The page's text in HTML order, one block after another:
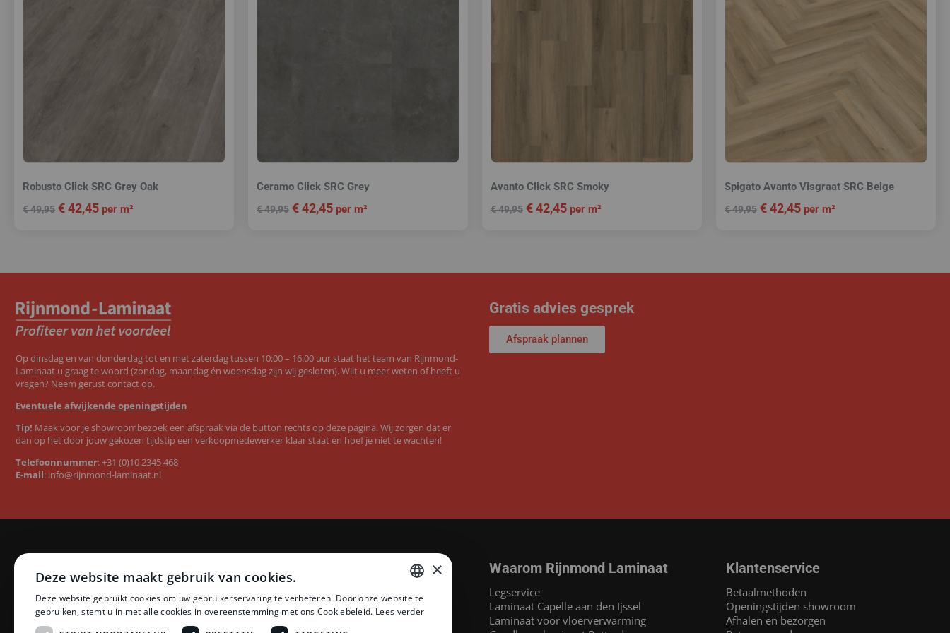
Robusto Click SRC Grey Oak
€49,95 €42,45 per m²
Ceramo Click SRC Grey
€49,95 €42,45 per m²
Avanto Click SRC Smoky
€49,95 €42,45 per m²
Spigato Avanto Visgraat SRC Beige
€49,95 €42,45 per m²
Op dinsdag en van donderdag tot en met zaterdag tussen 10:00 – 16:00 uur staat het team van Rijnmond-
Laminaat u graag te woord (zondag, maandag én woensdag zijn wij gesloten). Wilt u meer weten of heeft u
vragen? Neem gerust contact op.
Eventuele afwijkende openingstijden
Tip! Maak voor je showroombezoek een afspraak via de button rechts op deze pagina. Wij zorgen dat er
dan op het door jouw gekozen tijdstip een verkoopmedewerker klaar staat en hoef je niet te wachten!
Telefoonnummer:+31 (0)10 2345 468
E-mail: info@rijnmond-laminaat.nl
Gratis advies gesprek
Afspraak plannen
Categorieën
Laminaat
PVC vloeren
Ondervloeren
Merken
Quick-Step laminaat
Floer PVC MEGAMAT©
Floer laminaat
Waarom Rijnmond Laminaat
Legservice
Laminaat Capelle aan den Ijssel
Laminaat voor vloerverwarming
Klantenservice
Betaalmethoden
Openingstijden showroom
Afhalen en bezorgen
DUTCH
×
Deze website maakt gebruik van cookies.
Deze website gebruikt cookies om uw gebruikerservaring te verbeteren. Door onze website te
gebruiken, stemt u in met alle cookies in overeenstemming met ons Cookiebeleid. Lees verder